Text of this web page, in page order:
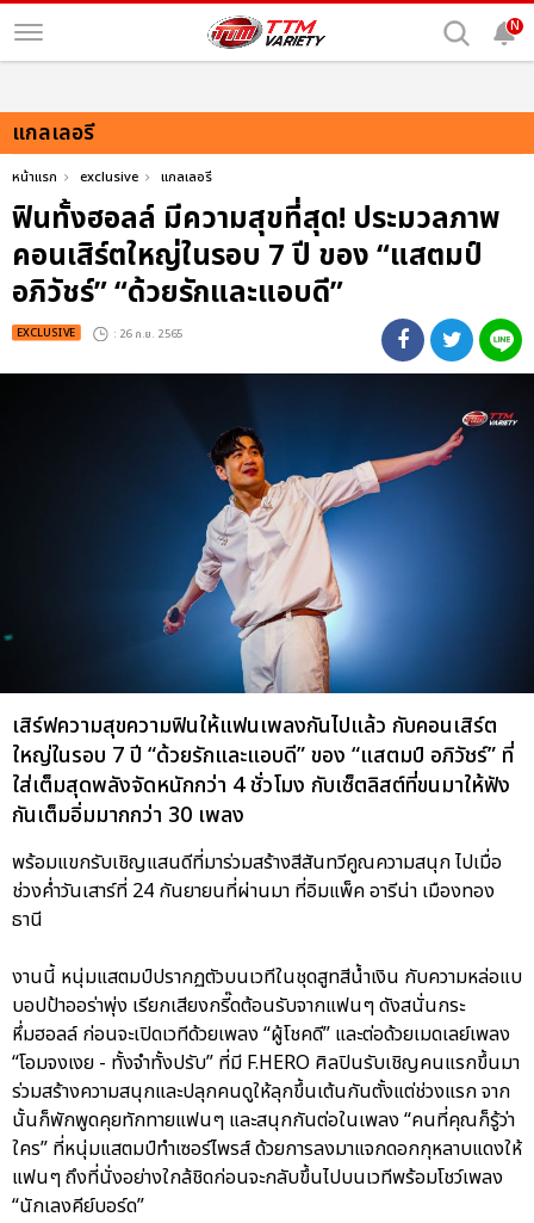
N
แกลเลอรี
หน้าแรก exclusive แกลเลอรี
ฟินทั้งฮอลล์ มีความสุขที่สุด! ประมวลภาพ
คอนเสิร์ตใหญ่ในรอบ 7 ปี ของ “แสตมป์
อภิวัชร์” “ด้วยรักและแอบดี”
EXCLUSIVE : 26 ก.ย. 2565
เสิร์ฟความสุขความฟินให้แฟนเพลงกันไปแล้ว กับคอนเสิร์ต
ใหญ่ในรอบ 7 ปี “ด้วยรักและแอบดี” ของ “แสตมป์ อภิวัชร์” ที่
ใส่เต็มสุดพลังจัดหนักกว่า 4 ชั่วโมง กับเซ็ตลิสต์ที่ขนมาให้ฟัง
กันเต็มอิ่มมากกว่า 30 เพลง
พร้อมแขกรับเชิญแสนดีที่มาร่วมสร้างสีสันทวีคูณความสนุก ไปเมื่อ
ช่วงค่ำวันเสาร์ที่ 24 กันยายนที่ผ่านมา ที่อิมแพ็ค อารีน่า เมืองทอง
ธานี
งานนี้ หนุ่มแสตมป์ปรากฏตัวบนเวทีในชุดสูทสีน้ำเงิน กับความหล่อแบ
บอปป้าออร่าพุ่ง เรียกเสียงกรี๊ดต้อนรับจากแฟนๆ ดังสนั่นกระ
หึ่มฮอลล์ ก่อนจะเปิดเวทีด้วยเพลง “ผู้โชคดี” และต่อด้วยเมดเลย์เพลง
“โอมจงเงย - ทั้งจำทั้งปรับ” ที่มี F.HERO ศิลปินรับเชิญคนแรกขึ้นมา
ร่วมสร้างความสนุกและปลุกคนดูให้ลุกขึ้นเต้นกันตั้งแต่ช่วงแรก จาก
นั้นก็พักพูดคุยทักทายแฟนๆ และสนุกกันต่อในเพลง “คนที่คุณก็รู้ว่า
ใคร” ที่หนุ่มแสตมป์ทำเซอร์ไพรส์ ด้วยการลงมาแจกดอกกุหลาบแดงให้
แฟนๆ ถึงที่นั่งอย่างใกล้ชิดก่อนจะกลับขึ้นไปบนเวทีพร้อมโชว์เพลง
“นักเลงคีย์บอร์ด”